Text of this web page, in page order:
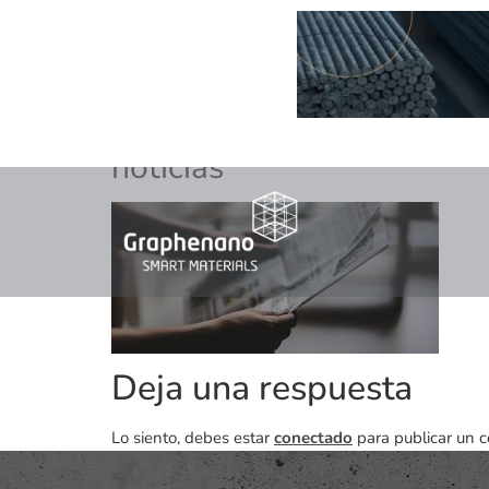
noticias
Deja una respuesta
Lo siento, debes estar conectado para publicar un